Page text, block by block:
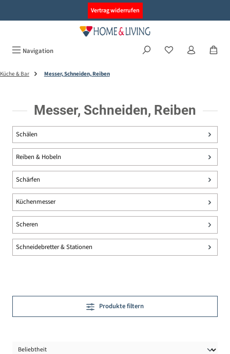
Vertrag widerrufen
Navigation
Küche & Bar Messer, Schneiden, Reiben
Messer, Schneiden, Reiben
Schälen
Reiben & Hobeln
Schärfen
Küchenmesser
Scheren
Schneidebretter & Stationen
Produkte filtern